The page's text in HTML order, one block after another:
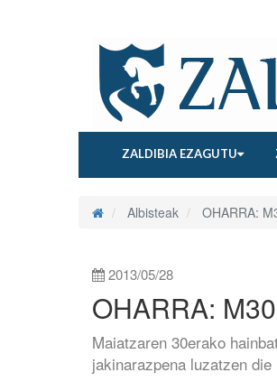
ZALDIBIA EZAGUTU
Albisteak OHARRA:
2013/05/28
OHARRA:
Maiatzaren 30erako
jakinarazpena luzatzen